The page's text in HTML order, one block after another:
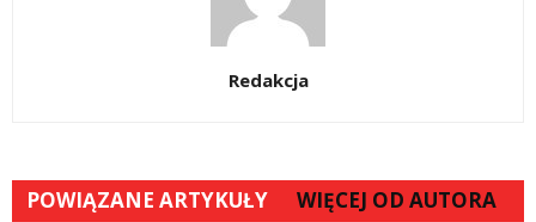
Redakcja
POWIĄZANE ARTYKUŁY WIĘCEJ OD AUTORA